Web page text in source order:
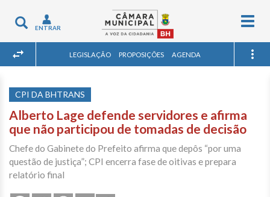
Toggle
navigation
ENTRAR
LEGISLAÇÃO PROPOSIÇÕES AGENDA
CPI DA BHTRANS
Alberto Lage defende servidores e afirma
que não participou de tomadas de decisão
Chefe do Gabinete do Prefeito afirma que depôs “por uma
questão de justiça”; CPI encerra fase de oitivas e prepara
relatório final